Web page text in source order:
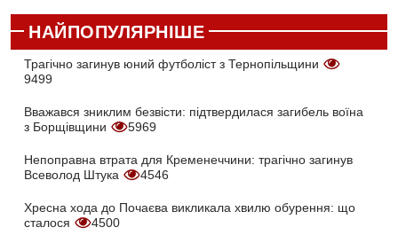
НАЙПОПУЛЯРНІШЕ
Трагічно загинув юний футболіст з Тернопільщини
9499
Вважався зниклим безвісти: підтвердилася загибель воїна
з Борщівщини
5969
Непоправна втрата для Кременеччини: трагічно загинув
Всеволод Штука
4546
Хресна хода до Почаєва викликала хвилю обурення: що
сталося
4500